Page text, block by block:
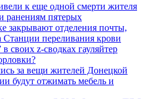
к еще одной смерти жителя
ранениям пятерых
закрывают отделения почты,
Станции переливания крови
в своих z-сводках гауляйтер
за вещи жителей Донецкой
будут отжимать мебель и